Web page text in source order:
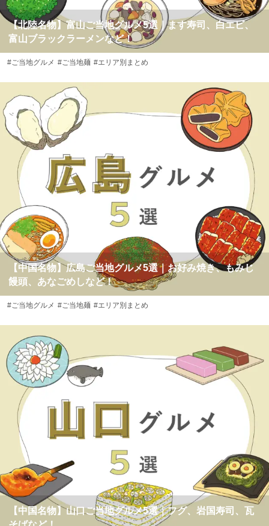
【北陸名物】富山ご当地グルメ5選｜ます寿司、白エビ、
富山ブラックラーメンなど！
#ご当地グルメ #ご当地麺 #エリア別まとめ
【中国名物】広島ご当地グルメ5選｜お好み焼き、もみじ
饅頭、あなごめしなど！
#ご当地グルメ #ご当地麺 #エリア別まとめ
【中国名物】山口ご当地グルメ5選｜フグ、岩国寿司、瓦